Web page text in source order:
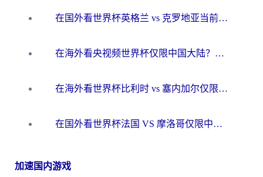
在国外看世界杯英格兰 vs 克罗地亚当前地区不可播放？这篇指南帮你搞定所有海外观赛难题
在海外看央视频世界杯仅限中国大陆？这篇指南帮你解锁中文解说+无卡顿直播
在海外看世界杯比利时 vs 塞内加尔仅限中国大陆？我找到了最流畅的中文解说之路
在国外看世界杯法国 VS 摩洛哥仅限中国大陆？海外党这样看中文解说赛事不卡顿
加速国内游戏